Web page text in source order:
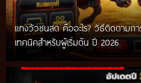
แทงวัวชนสด คืออะไร? วิธีติดตามก
เทคนิคสำหรับผู้เริ่มต้น ปี 2026